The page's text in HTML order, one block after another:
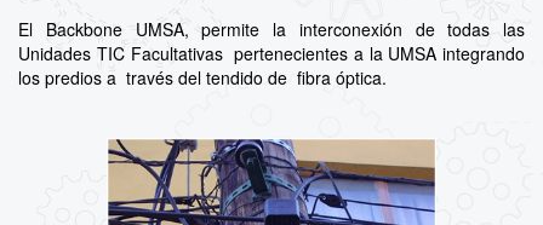
El Backbone UMSA, permite la interconexión de todas las
Unidades TIC Facultativas pertenecientes a la UMSA integrando
los predios a través del tendido de fibra óptica.